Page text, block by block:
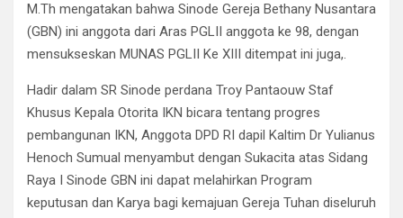
M.Th mengatakan bahwa Sinode Gereja Bethany Nusantara
(GBN) ini anggota dari Aras PGLII anggota ke 98, dengan
mensukseskan MUNAS PGLII Ke XIII ditempat ini juga,.
Hadir dalam SR Sinode perdana Troy Pantaouw Staf
Khusus Kepala Otorita IKN bicara tentang progres
pembangunan IKN, Anggota DPD RI dapil Kaltim Dr Yulianus
Henoch Sumual menyambut dengan Sukacita atas Sidang
Raya I Sinode GBN ini dapat melahirkan Program
keputusan dan Karya bagi kemajuan Gereja Tuhan diseluruh